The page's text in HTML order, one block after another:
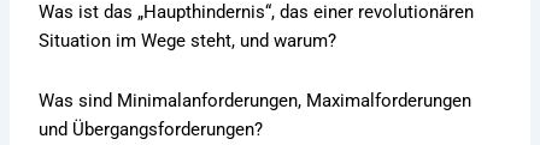
Was ist das „Haupthindernis“, das einer revolutionären
Situation im Wege steht, und warum?
Was sind Minimalanforderungen, Maximalforderungen
und Übergangsforderungen?